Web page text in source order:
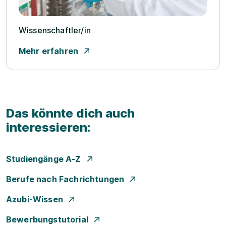
Wissenschaftler/­in
Mehr erfahren
Das könnte dich auch
interessieren:
Studiengänge A-Z
Berufe nach Fachrichtungen
Azubi-Wissen
Bewerbungstutorial